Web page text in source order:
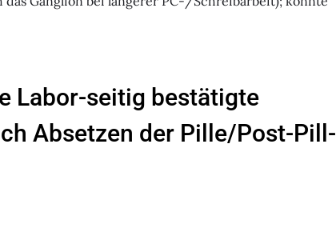
Labor-seitig bestätigte
Absetzen der Pille/Post-Pill-